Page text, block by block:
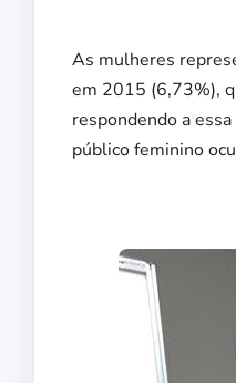
As mulheres
em 2015 (6,73%),
respondendo a
público feminino